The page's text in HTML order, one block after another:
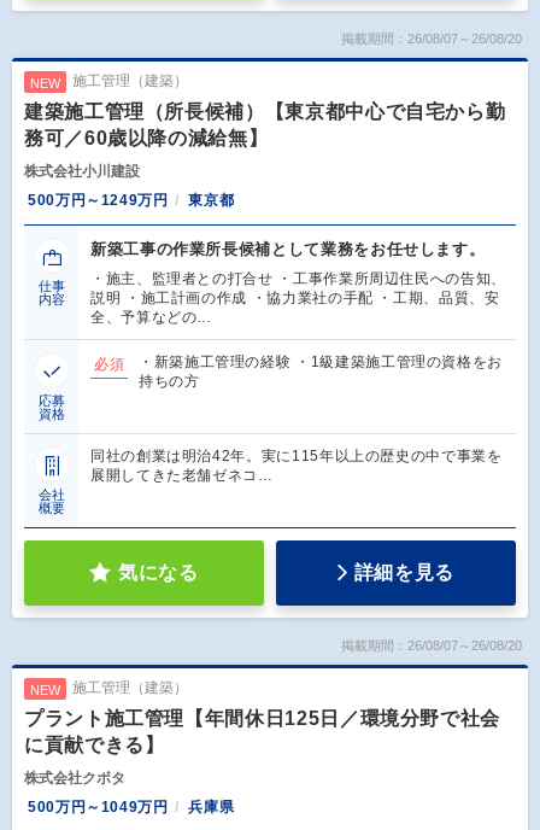
掲載期間：26/08/07～26/08/20
NEW 施工管理（建築）
建築施工管理（所長候補）【東京都中心で自宅から勤
務可／60歳以降の減給無】
株式会社小川建設
500万円～1249万円
東京都
仕事
内容
新築工事の作業所長候補として業務をお任せします。
・施主、監理者との打合せ ・工事作業所周辺住民への告知、
説明 ・施工計画の作成 ・協力業社の手配 ・工期、品質、安
全、予算などの…
応募
資格
必須
・新築施工管理の経験 ・1級建築施工管理の資格をお
持ちの方
会社
概要
同社の創業は明治42年。実に115年以上の歴史の中で事業を
展開してきた老舗ゼネコ…
気になる 詳細を見る
掲載期間：26/08/07～26/08/20
NEW 施工管理（建築）
プラント施工管理【年間休日125日／環境分野で社会
に貢献できる】
株式会社クボタ
500万円～1049万円
兵庫県